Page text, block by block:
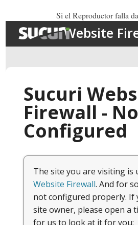
Si el Reproductor falla